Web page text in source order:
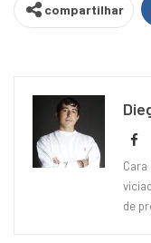
compartilhar
de